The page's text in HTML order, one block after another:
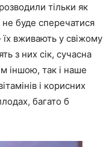
тільки як
не буде сперечатися
їх вживають у свіжому
з них сік, сучасна
іншою, так і наше
і корисних
багато б